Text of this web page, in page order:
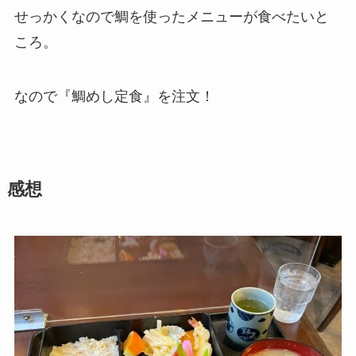
せっかくなので鯛を使ったメニューが食べたいと
ころ。
なので『鯛めし定食』を注文！
感想